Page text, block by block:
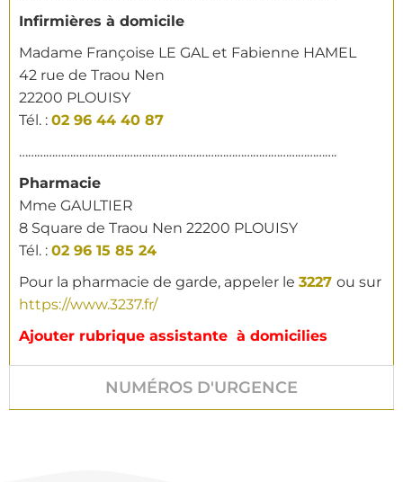
Infirmières à domicile
Madame Françoise LE GAL et Fabienne HAMEL
42 rue de Traou Nen
22200 PLOUISY
Tél. : 02 96 44 40 87
…………………………………………………………………………………………….
Pharmacie
Mme GAULTIER
8 Square de Traou Nen 22200 PLOUISY
Tél. : 02 96 15 85 24
Pour la pharmacie de garde, appeler le 3227 ou sur
https://www.3237.fr/
Ajouter rubrique assistante à domicilies
NUMÉROS D'URGENCE